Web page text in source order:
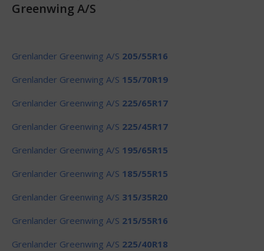
Greenwing A/S
Grenlander Greenwing A/S 205/55R16
Grenlander Greenwing A/S 155/70R19
Grenlander Greenwing A/S 225/65R17
Grenlander Greenwing A/S 225/45R17
Grenlander Greenwing A/S 195/65R15
Grenlander Greenwing A/S 185/55R15
Grenlander Greenwing A/S 315/35R20
Grenlander Greenwing A/S 215/55R16
Grenlander Greenwing A/S 225/40R18